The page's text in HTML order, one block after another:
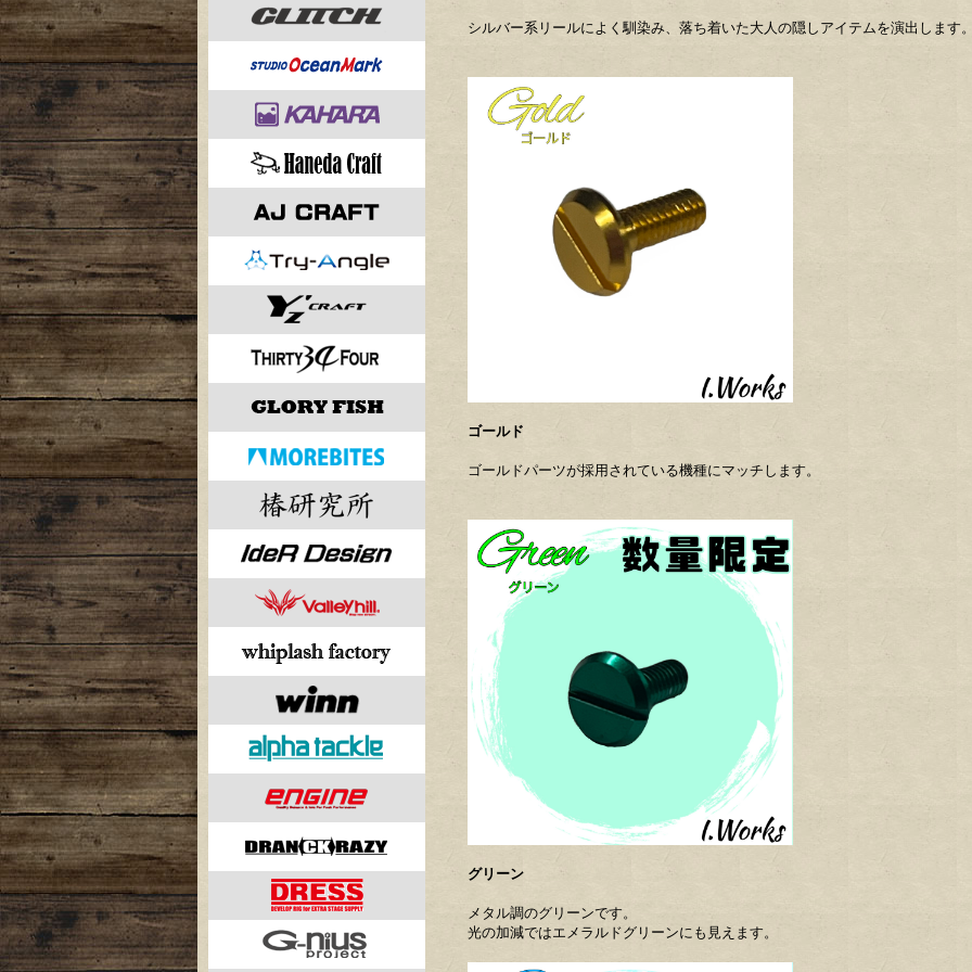
シルバー系リールによく馴染み、落ち着いた大人の隠しアイテムを演出します
ゴールド
ゴールドパーツが採用されている機種にマッチします。
グリーン
メタル調のグリーンです。
光の加減ではエメラルドグリーンにも見えます。